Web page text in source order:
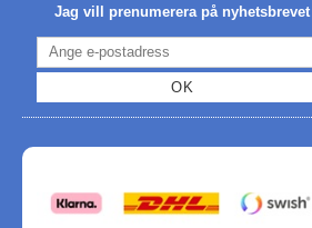
Jag vill prenumerera på nyhetsbrevet
OK